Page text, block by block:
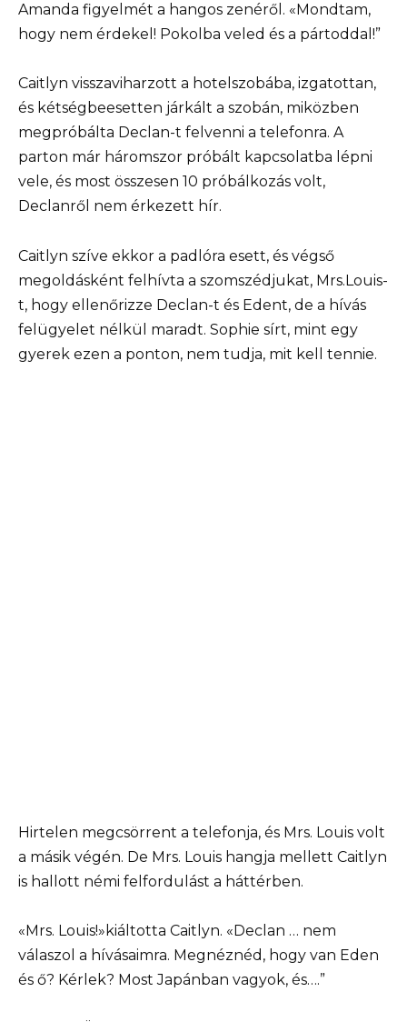
Amanda figyelmét a hangos zenéről. «Mondtam,
hogy nem érdekel! Pokolba veled és a pártoddal!”
Caitlyn visszaviharzott a hotelszobába, izgatottan,
és kétségbeesetten járkált a szobán, miközben
megpróbálta Declan-t felvenni a telefonra. A
parton már háromszor próbált kapcsolatba lépni
vele, és most összesen 10 próbálkozás volt,
Declanről nem érkezett hír.
Caitlyn szíve ekkor a padlóra esett, és végső
megoldásként felhívta a szomszédjukat, Mrs.Louis-
t, hogy ellenőrizze Declan-t és Edent, de a hívás
felügyelet nélkül maradt. Sophie sírt, mint egy
gyerek ezen a ponton, nem tudja, mit kell tennie.
Hirtelen megcsörrent a telefonja, és Mrs. Louis volt
a másik végén. De Mrs. Louis hangja mellett Caitlyn
is hallott némi felfordulást a háttérben.
«Mrs. Louis!»kiáltotta Caitlyn. «Declan … nem
válaszol a hívásaimra. Megnéznéd, hogy van Eden
és ő? Kérlek? Most Japánban vagyok, és….”